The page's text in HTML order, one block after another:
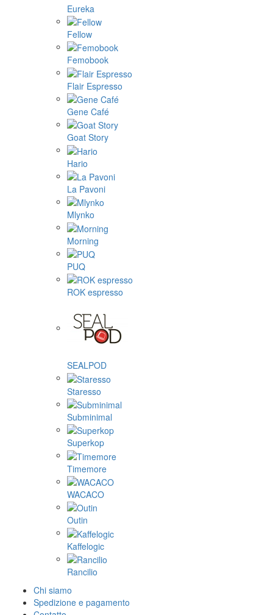
Eureka
Fellow
Femobook
Flair Espresso
Gene Café
Goat Story
Hario
La Pavoni
Mlynko
Morning
PUQ
ROK espresso
SEALPOD
Staresso
Subminimal
Superkop
Timemore
WACACO
Outin
Kaffelogic
Rancilio
Chi siamo
Spedizione e pagamento